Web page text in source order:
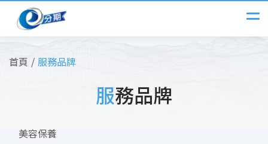
首頁 服務品牌
服務品牌
美容保養